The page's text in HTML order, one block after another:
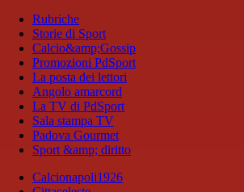
Rubriche
Storie di Sport
Calcio&amp;Gossip
Promozioni PdSport
La posta dei lettori
Angolo amarcord
La TV di PdSport
Sala stampa TV
Padova Gourmet
Sport &amp; diritto
Calcionapoli1926